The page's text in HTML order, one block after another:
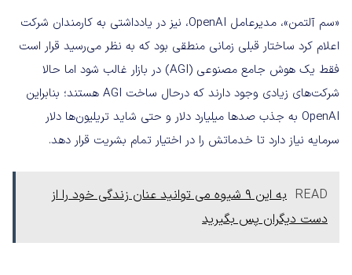
«سم آلتمن»، مدیرعامل OpenAI، نیز در یادداشتی به کارمندان شرکت
اعلام کرد ساختار قبلی زمانی منطقی بود که به‌ نظر می‌رسید قرار است
فقط یک هوش جامع مصنوعی (AGI) در بازار غالب شود اما حالا
شرکت‌های زیادی وجود دارند که درحال ساخت AGI هستند؛ بنابراین
OpenAI به جذب صدها میلیارد دلار و حتی شاید تریلیون‌ها دلار
سرمایه نیاز دارد تا خدماتش را در اختیار تمام بشریت قرار دهد.
READ
به این ۹ شیوه می توانید عنان زندگی خود را از
دست دیگران پس بگیرید